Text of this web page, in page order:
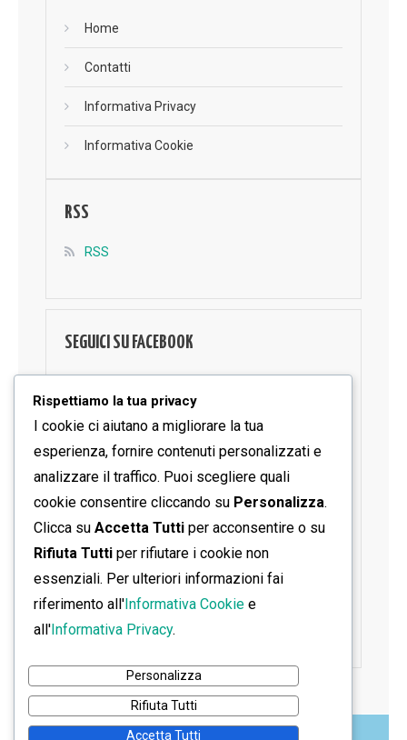
Home
Contatti
Informativa Privacy
Informativa Cookie
RSS
RSS
SEGUICI SU FACEBOOK
Rispettiamo la tua privacy
I cookie ci aiutano a migliorare la tua
esperienza, fornire contenuti personalizzati e
analizzare il traffico. Puoi scegliere quali
cookie consentire cliccando su Personalizza.
Clicca su Accetta Tutti per acconsentire o su
Rifiuta Tutti per rifiutare i cookie non
essenziali. Per ulteriori informazioni fai
riferimento all'Informativa Cookie e
all'Informativa Privacy.
Personalizza
Rifiuta Tutti
Accetta Tutti